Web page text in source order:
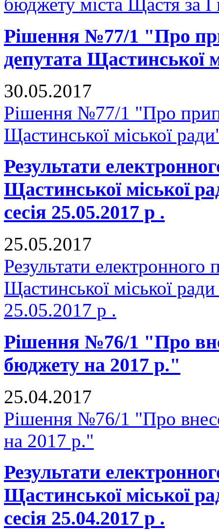
бюджету міста Щастя за I
Рішення №77/1 "Про
депутата Щастинської
30.05.2017
Рішення №77/1 "Про
Щастинської міської
Результати
Щастинської міської
сесія 25.05.2017 р .
25.05.2017
Результати електронного
Щастинської міської
25.05.2017 р .
Рішення №76/1 "Про
бюджету на 2017 р."
25.04.2017
Рішення №76/1 "Про
на 2017 р."
Результати
Щастинської міської
сесія 25.04.2017 р .